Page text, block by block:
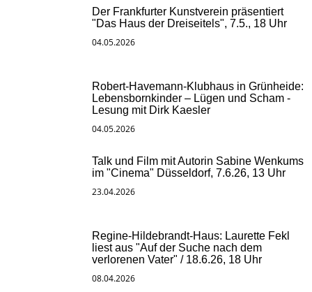
Der Frankfurter Kunstverein präsentiert
"Das Haus der Dreiseitels", 7.5., 18 Uhr
04.05.2026
Robert-Havemann-Klubhaus in Grünheide:
Lebensbornkinder – Lügen und Scham -
Lesung mit Dirk Kaesler
04.05.2026
Talk und Film mit Autorin Sabine Wenkums
im "Cinema" Düsseldorf, 7.6.26, 13 Uhr
23.04.2026
Regine-Hildebrandt-Haus: Laurette Fekl
liest aus "Auf der Suche nach dem
verlorenen Vater" / 18.6.26, 18 Uhr
08.04.2026